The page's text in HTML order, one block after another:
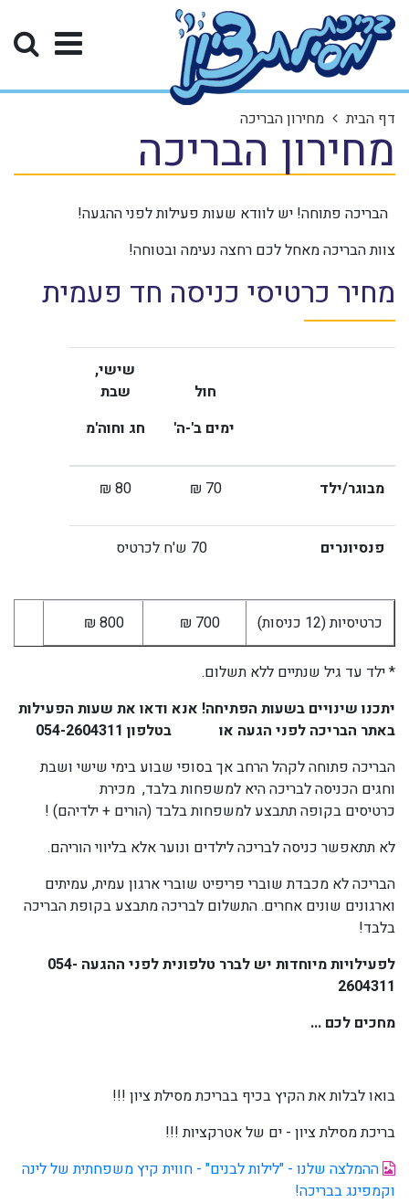
דף הבית מחירון הבריכה
מחירון הבריכה
הבריכה פתוחה! יש לוודא שעות פעילות לפני ההגעה!
צוות הבריכה מאחל לכם רחצה נעימה ובטוחה!
מחיר כרטיסי כניסה חד פעמית
חול
ימים ב'-ה'
שישי,
שבת
חג וחוה'מ
מבוגר/ילד 70 ₪
80 ₪
פנסיונרים 70 ש'ח לכרטיס
כרטיסיות (12 כניסות)
* ילד עד גיל שנתיים ללא תשלום.
יתכנו שינויים בשעות הפתיחה! אנא ודאו את שעות הפעילות
באתר הבריכה לפני הגעה או בטלפון 054-2604311
הבריכה פתוחה לקהל הרחב אך בסופי שבוע בימי שישי ושבת
וחגים הכניסה לבריכה היא למשפחות בלבד, מכירת
כרטיסים בקופה תתבצע למשפחות בלבד (הורים + ילדיהם) !
לא תתאפשר כניסה לבריכה לילדים ונוער אלא בליווי הוריהם.
הבריכה לא מכבדת שוברי פריפיט שוברי ארגון עמית, עמיתים
וארגונים שונים אחרים. התשלום לבריכה מתבצע בקופת הבריכה
בלבד!
לפעילויות מיוחדות יש לברר טלפונית לפני ההגעה 054-
2604311
מחכים לכם ...
בואו לבלות את הקיץ בכיף בבריכת מסילת ציון !!!
בריכת מסילת ציון - ים של אטרקציות !!!
ההמלצה שלנו - "לילות לבנים" - חווית קיץ משפחתית של לינה
וקמפינג בבריכה!